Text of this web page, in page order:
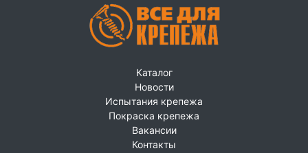
Каталог
Новости
Испытания крепежа
Покраска крепежа
Вакансии
Контакты